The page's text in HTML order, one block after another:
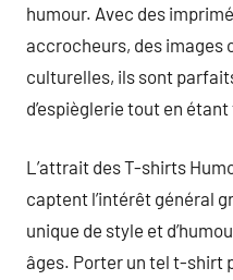
humour. Avec des
accrocheurs, des images
culturelles, ils sont
d’espièglerie tout en
L’attrait des T-shirts
captent l’intérêt général
unique de style et
âges. Porter un tel t-shirt